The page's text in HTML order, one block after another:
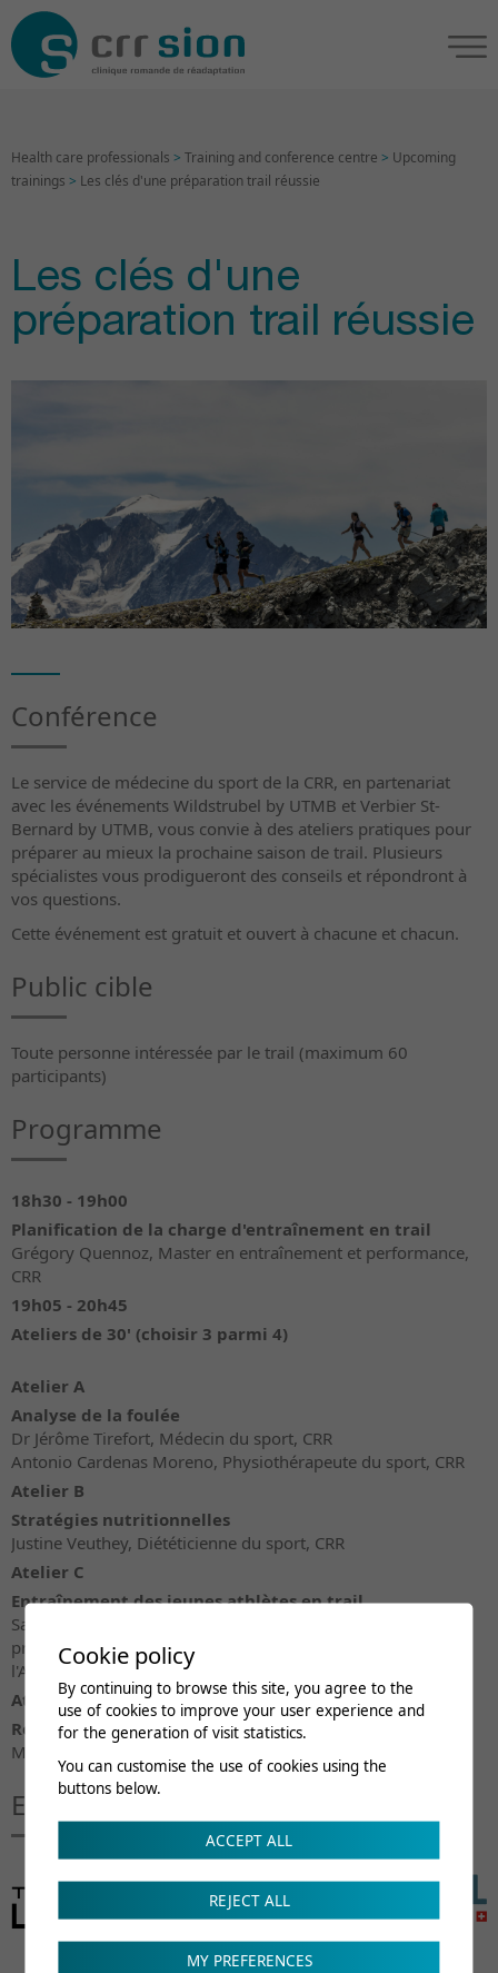
Health care professionals > Training and conference centre > Upcoming
trainings > Les clés d'une préparation trail réussie
Les clés d'une
préparation trail réussie
Conférence
Le service de médecine du sport de la CRR, en partenariat
avec les événements Wildstrubel by UTMB et Verbier St-
Bernard by UTMB, vous convie à des ateliers pratiques pour
préparer au mieux la prochaine saison de trail. Plusieurs
spécialistes vous prodigueront des conseils et répondront à
vos questions.
Cette événement est gratuit et ouvert à chacune et chacun.
Public cible
Toute personne intéressée par le trail (maximum 60
participants)
Programme
18h30 - 19h00
Planification de la charge d'entraînement en trail
Grégory Quennoz, Master en entraînement et performance,
CRR
19h05 - 20h45
Ateliers de 30' (choisir 3 parmi 4)
Atelier A
Analyse de la foulée
Dr Jérôme Tirefort, Médecin du sport, CRR
Antonio Cardenas Moreno, Physiothérapeute du sport, CRR
Atelier B
Stratégies nutritionnelles
Justine Veuthey, Diététicienne du sport, CRR
Atelier C
Entraînement des jeunes athlètes en trail
Sara Escobar Carron, Entraîneur C Swiss Athletics et
présidente de
l'Académie Trail Running Valais
Atelier D
Renforcement musculaire pour le trail
Michaël Duc, Master en entraînement et performance, CRR
En partenariat avec
Cookie policy
By continuing to browse this site, you agree to the
use of cookies to improve your user experience and
for the generation of visit statistics.
You can customise the use of cookies using the
buttons below.
ACCEPT ALL
REJECT ALL
MY PREFERENCES